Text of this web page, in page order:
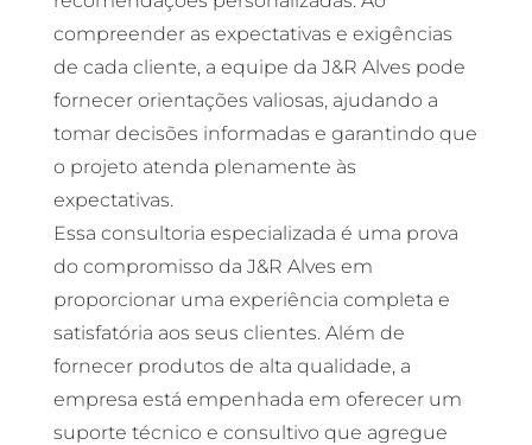
compreender as expectativas e exigências
de cada cliente, a equipe da J&R Alves pode
fornecer orientações valiosas, ajudando a
tomar decisões informadas e garantindo que
o projeto atenda plenamente às
expectativas.
Essa consultoria especializada é uma prova
do compromisso da J&R Alves em
proporcionar uma experiência completa e
satisfatória aos seus clientes. Além de
fornecer produtos de alta qualidade, a
empresa está empenhada em oferecer um
suporte técnico e consultivo que agregue